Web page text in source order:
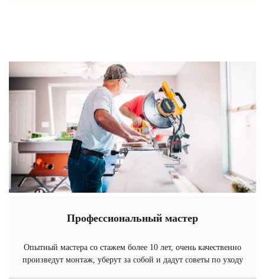
Профессиональный мастер
Опытный мастера со стажем более 10 лет, очень качественно
произведут монтаж, уберут за собой и дадут советы по уходу